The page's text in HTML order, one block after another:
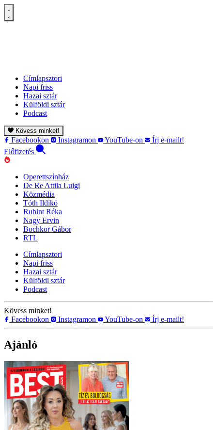
Címlapsztori
Napi friss
Hazai sztár
Külföldi sztár
Podcast
Kövess minket!
Facebookon Instagramon YouTube-on
Írj e-mailt!
Előfizetés
Operettszínház
De Re Attila Luigi
Közmédia
Tóth Ildikó
Rubint Réka
Nagy Ervin
Bochkor Gábor
RTL
Címlapsztori
Napi friss
Hazai sztár
Külföldi sztár
Podcast
Kövess minket!
Facebookon
Instagramon YouTube-on Írj e-mailt!
Ajánló